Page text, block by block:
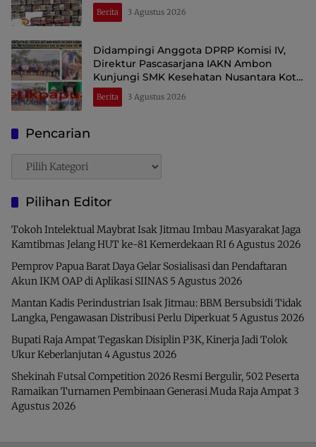
Berita 3 Agustus 2026
Didampingi Anggota DPRP Komisi IV,
Direktur Pascasarjana IAKN Ambon
Kunjungi SMK Kesehatan Nusantara Kota
Sorong
Berita 3 Agustus 2026
Pencarian
Pencarian
Pilihan Editor
Tokoh Intelektual Maybrat Isak Jitmau Imbau Masyarakat Jaga
Kamtibmas Jelang HUT ke-81 Kemerdekaan RI 6 Agustus 2026
Pemprov Papua Barat Daya Gelar Sosialisasi dan Pendaftaran
Akun IKM OAP di Aplikasi SIINAS 5 Agustus 2026
Mantan Kadis Perindustrian Isak Jitmau: BBM Bersubsidi Tidak
Langka, Pengawasan Distribusi Perlu Diperkuat 5 Agustus 2026
Bupati Raja Ampat Tegaskan Disiplin P3K, Kinerja Jadi Tolok
Ukur Keberlanjutan 4 Agustus 2026
Shekinah Futsal Competition 2026 Resmi Bergulir, 502 Peserta
Ramaikan Turnamen Pembinaan Generasi Muda Raja Ampat 3
Agustus 2026